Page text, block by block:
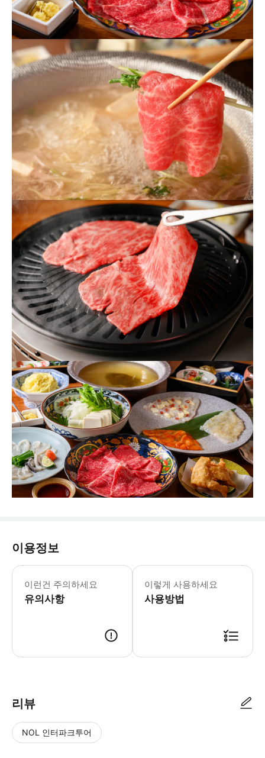
이용정보
이런건 주의하세요
유의사항
이렇게 사용하세요
사용방법
리뷰
NOL 인터파크투어